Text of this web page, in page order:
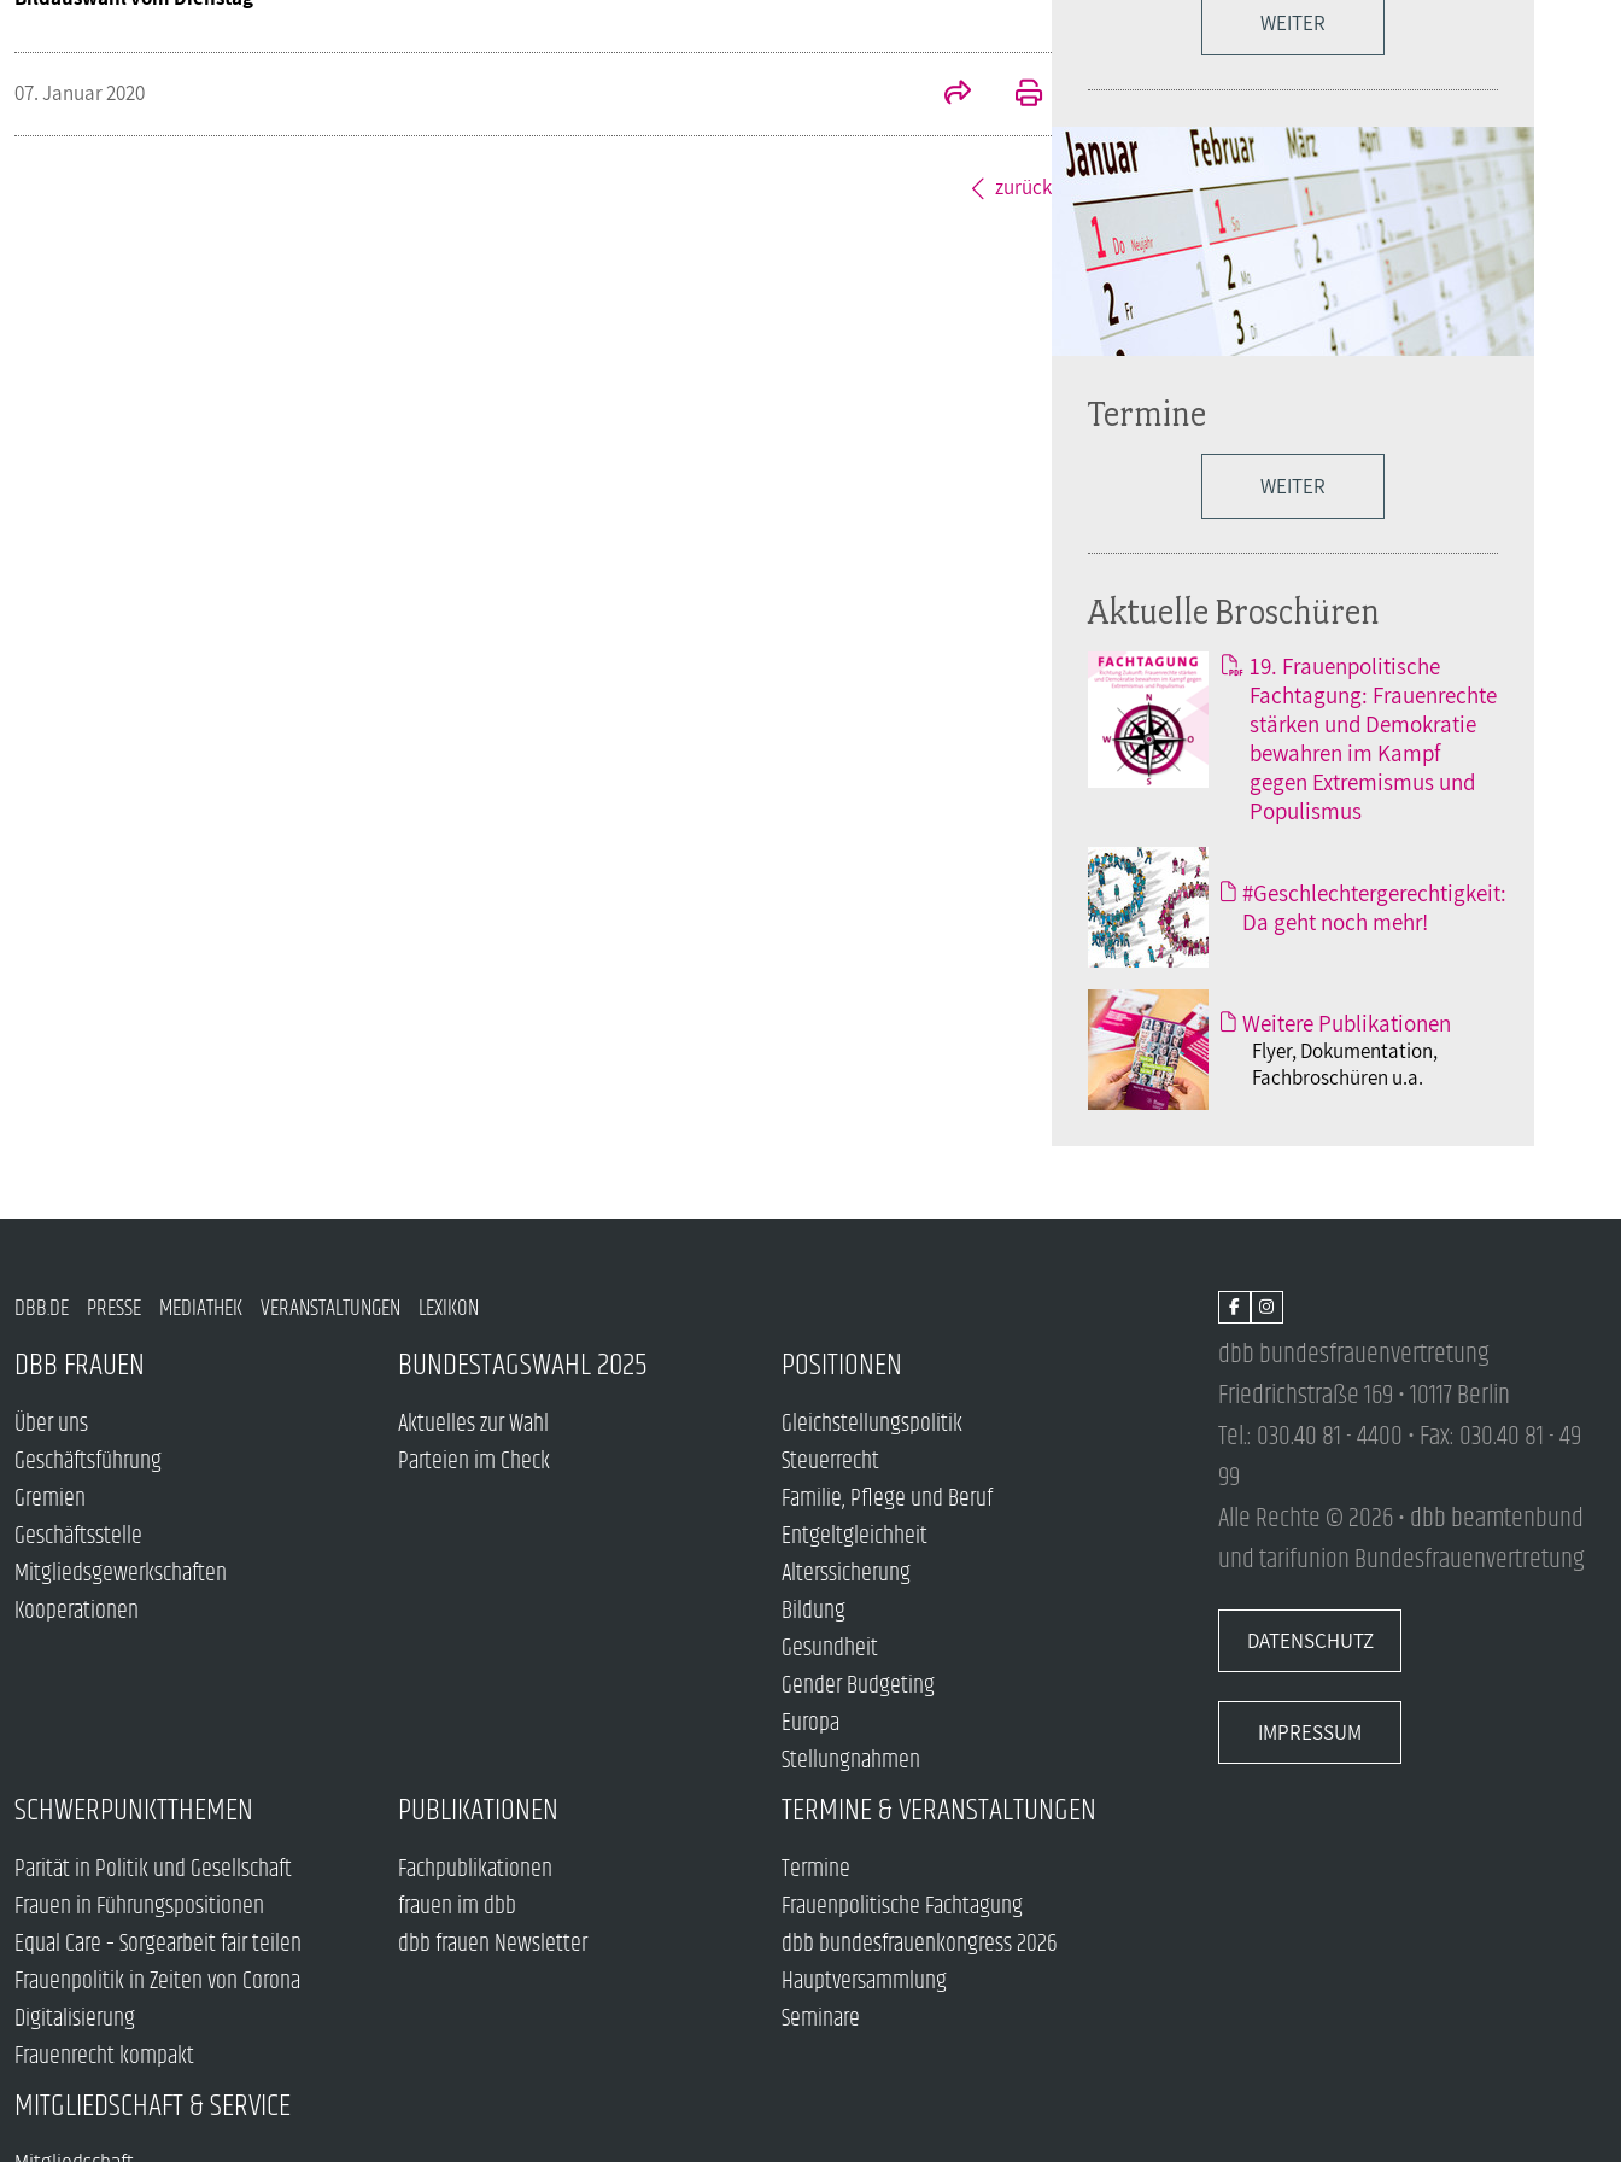
07. Januar 2020
zurück
WEITER
Termine
WEITER
Aktuelle Broschüren
19. Frauenpolitische
Fachtagung: Frauenrechte
stärken und Demokratie
bewahren im Kampf
gegen Extremismus und
Populismus
#Geschlechtergerechtigkeit:
Da geht noch mehr!
Weitere Publikationen
Flyer, Dokumentation,
Fachbroschüren u.a.
DBB.DE PRESSE MEDIATHEK VERANSTALTUNGEN LEXIKON
DBB FRAUEN
Über uns
Geschäftsführung
Gremien
Geschäftsstelle
Mitgliedsgewerkschaften
Kooperationen
BUNDESTAGSWAHL 2025
Aktuelles zur Wahl
Parteien im Check
POSITIONEN
Gleichstellungspolitik
Steuerrecht
Familie, Pflege und Beruf
Entgeltgleichheit
Alterssicherung
Bildung
Gesundheit
Gender Budgeting
Europa
Stellungnahmen
SCHWERPUNKTTHEMEN
Parität in Politik und Gesellschaft
Frauen in Führungspositionen
Equal Care – Sorgearbeit fair teilen
Frauenpolitik in Zeiten von Corona
Digitalisierung
Frauenrecht kompakt
PUBLIKATIONEN
Fachpublikationen
frauen im dbb
dbb frauen Newsletter
TERMINE & VERANSTALTUNGEN
Termine
Frauenpolitische Fachtagung
dbb bundesfrauenkongress 2026
Hauptversammlung
Seminare
MITGLIEDSCHAFT & SERVICE
dbb bundesfrauenvertretung
Friedrichstraße 169 • 10117 Berlin
Tel.: 030.40 81 - 4400 • Fax: 030.40 81 - 49
99
Alle Rechte © 2026 • dbb beamtenbund
und tarifunion Bundesfrauenvertretung
DATENSCHUTZ
IMPRESSUM